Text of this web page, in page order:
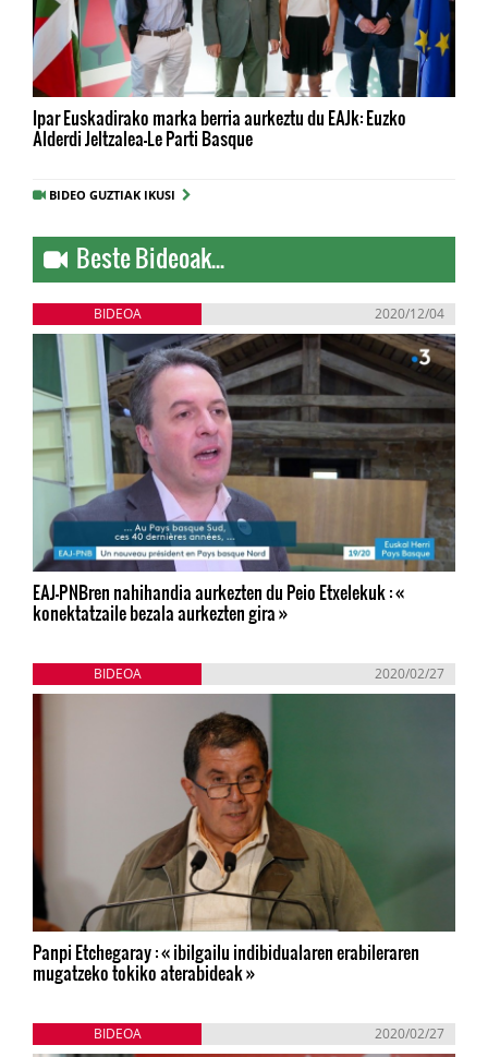
Ipar Euskadirako marka berria aurkeztu du EAJk: Euzko
Alderdi Jeltzalea-Le Parti Basque
BIDEO GUZTIAK IKUSI
Beste Bideoak...
BIDEOA 2020/12/04
EAJ-PNBren nahihandia aurkezten du Peio Etxelekuk : «
konektatzaile bezala aurkezten gira »
BIDEOA 2020/02/27
Panpi Etchegaray : « ibilgailu indibidualaren erabileraren
mugatzeko tokiko aterabideak »
BIDEOA 2020/02/27